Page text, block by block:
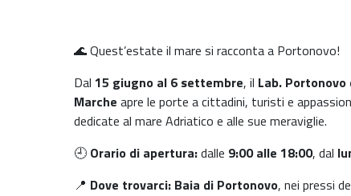
🌊 Quest’estate il mare si racconta a Portonovo!
Dal 15 giugno al 6 settembre, il Lab.
Marche apre le porte a cittadini, turisti e
dedicate al mare Adriatico e alle sue meraviglie.
🕘 Orario di apertura:dalle 9:00 alle 18:00, dal
📍 Dove trovarci: Baia di Portonovo, nei pressi